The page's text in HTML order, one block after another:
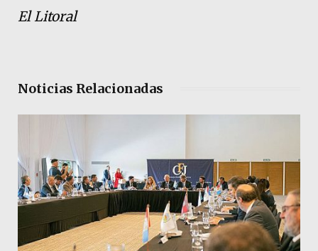
El Litoral
Noticias Relacionadas